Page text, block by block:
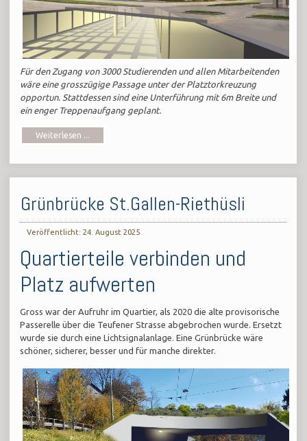
Für den Zugang von 3000 Studierenden und allen Mitarbeitenden
wäre eine grosszügige Passage unter der Platztorkreuzung
opportun. Stattdessen sind eine Unterführung mit 6m Breite und
ein enger Treppenaufgang geplant.
Weiterlesen ...
Grünbrücke St.Gallen-Riethüsli
Veröffentlicht: 24. August 2025
Quartierteile verbinden und
Platz aufwerten
Gross war der Aufruhr im Quartier, als 2020 die alte provisorische
Passerelle über die Teufener Strasse abgebrochen wurde. Ersetzt
wurde sie durch eine Lichtsignalanlage. Eine Grünbrücke wäre
schöner, sicherer, besser und für manche direkter.